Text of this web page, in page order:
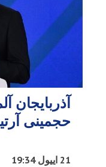
آذربایجان
حجمینی
21 اییول 19:34